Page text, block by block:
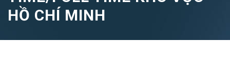
HỒ CHÍ MINH